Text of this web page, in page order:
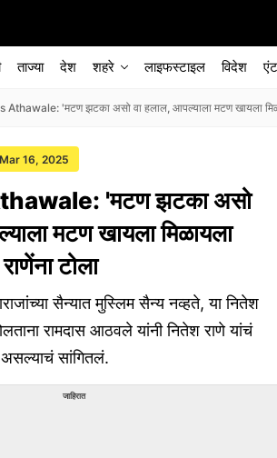
ताज्या देश शहरे लाइफस्टाइल विदेश
Athawale: 'मटण झटका असो वा हलाल, आपल्याला मटण खायला
16, 2025
'मटण झटका असो
मटण खायला मिळायला
टोला
सैन्यात मुस्लिम सैन्य नव्हते, या नितेश
रामदास आठवले यांनी नितेश राणे यांचं
सांगितलं.
जाहिरात